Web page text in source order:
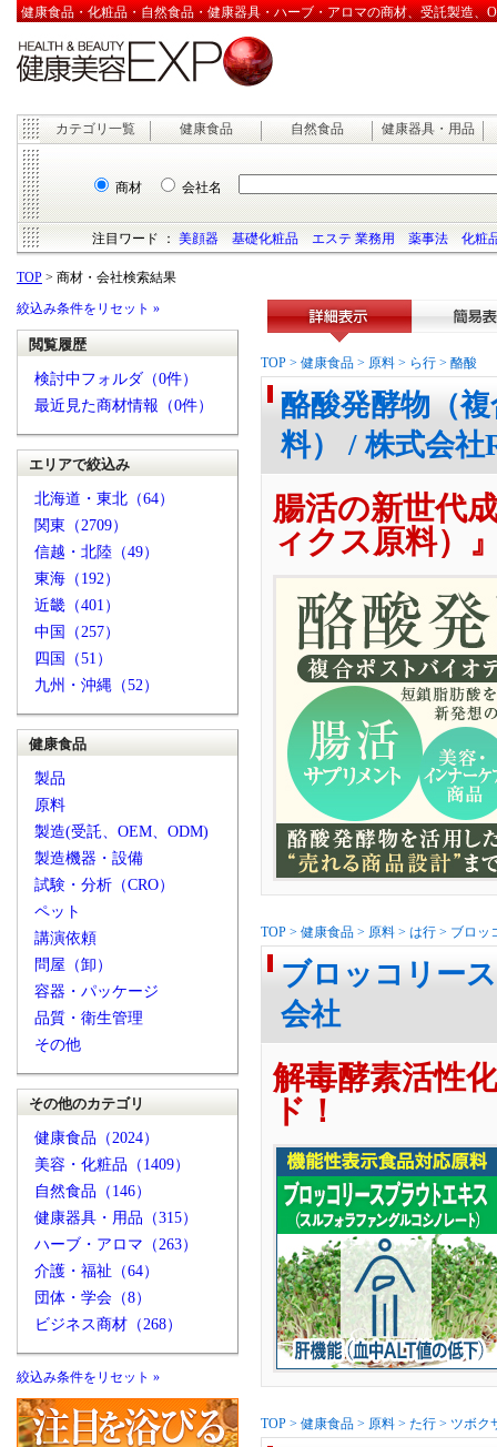
健康食品・化粧品・自然食品・健康器具・ハーブ・アロマの商材、受託製造、
カテゴリ一覧 健康食品 自然食品 健康器具・用品
商材 会社名
注目ワード ：美顔器 基礎化粧品 エステ 業務用 薬事法 化粧
TOP > 商材・会社検索結果
絞込み条件をリセット »
閲覧履歴
検討中フォルダ（0件）
最近見た商材情報（0件）
エリアで絞込み
北海道・東北（64）
関東（2709）
信越・北陸（49）
東海（192）
近畿（401）
中国（257）
四国（51）
九州・沖縄（52）
健康食品
製品
原料
製造(受託、OEM、ODM)
製造機器・設備
試験・分析（CRO）
ペット
講演依頼
問屋（卸）
容器・パッケージ
品質・衛生管理
その他
その他のカテゴリ
健康食品（2024）
美容・化粧品（1409）
自然食品（146）
健康器具・用品（315）
ハーブ・アロマ（263）
介護・福祉（64）
団体・学会（8）
ビジネス商材（268）
絞込み条件をリセット »
TOP > 健康食品 > 原料 > ら行 > 酪酸
酪酸発酵物（
料） / 株式会社
腸活の新世代
ィクス原料）
TOP > 健康食品 > 原料 > は行 > ブロッ
ブロッコリー
会社
解毒酵素活性
ド！
TOP > 健康食品 > 原料 > た行 > ツボク